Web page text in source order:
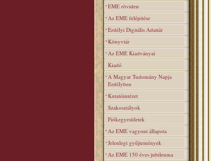
EME röviden
Az EME felépitése
Erdélyi Digitális Adattár
Könyvtár
Az EME Kiadványai
Kiadó
A Magyar Tudomány Napja
Erdélyben
Kutatóintézet
Szakosztályok
Fiókegyesületek
Az EME vagyoni állapota
Jelenlegi gyűjtemények
Az EME 150 éves jubileuma